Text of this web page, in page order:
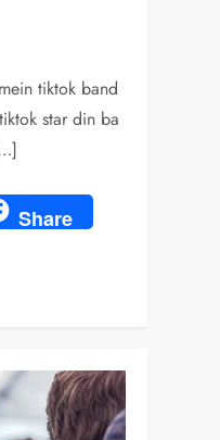
tiktok band
star din ba
Share